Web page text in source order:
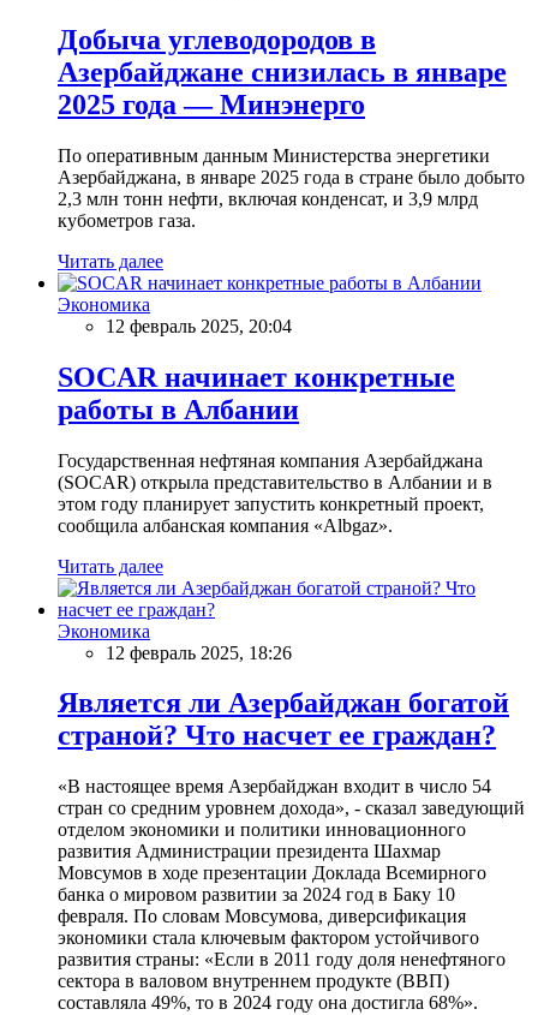
Добыча углеводородов в
Азербайджане снизилась в январе
2025 года — Минэнерго
По оперативным данным Министерства энергетики
Азербайджана, в январе 2025 года в стране было добыто
2,3 млн тонн нефти, включая конденсат, и 3,9 млрд
кубометров газа.
Читать далее
Экономика
12 февраль 2025, 20:04
SOCAR начинает конкретные
работы в Албании
Государственная нефтяная компания Азербайджана
(SOCAR) открыла представительство в Албании и в
этом году планирует запустить конкретный проект,
сообщила албанская компания «Albgaz».
Читать далее
Экономика
12 февраль 2025, 18:26
Является ли Азербайджан богатой
страной? Что насчет ее граждан?
«В настоящее время Азербайджан входит в число 54
стран со средним уровнем дохода», - сказал заведующий
отделом экономики и политики инновационного
развития Администрации президента Шахмар
Мовсумов в ходе презентации Доклада Всемирного
банка о мировом развитии за 2024 год в Баку 10
февраля. По словам Мовсумова, диверсификация
экономики стала ключевым фактором устойчивого
развития страны: «Если в 2011 году доля ненефтяного
сектора в валовом внутреннем продукте (ВВП)
составляла 49%, то в 2024 году она достигла 68%».